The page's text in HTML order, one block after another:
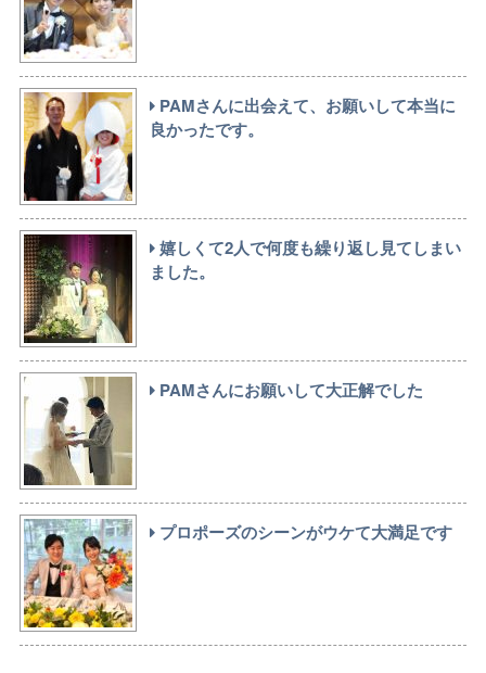
PAMさんに出会えて、お願いして本当に
良かったです。
嬉しくて2人で何度も繰り返し見てしまい
ました。
PAMさんにお願いして大正解でした
プロポーズのシーンがウケて大満足です